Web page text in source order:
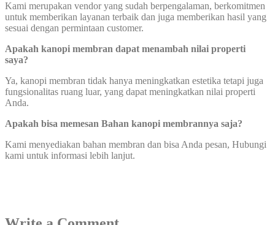
Kami merupakan vendor yang sudah berpengalaman, berkomitmen
untuk memberikan layanan terbaik dan juga memberikan hasil yang
sesuai dengan permintaan customer.
Apakah kanopi membran dapat menambah nilai properti
saya?
Ya, kanopi membran tidak hanya meningkatkan estetika tetapi juga
fungsionalitas ruang luar, yang dapat meningkatkan nilai properti
Anda.
Apakah bisa memesan Bahan kanopi membrannya saja?
Kami menyediakan bahan membran dan bisa Anda pesan, Hubungi
kami untuk informasi lebih lanjut.